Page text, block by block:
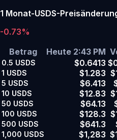
1 Monat-USDS-
-0.73%
Betrag
Heute 2:43 PM
0.5 USDS $0.6413
1 USDS $1.283
5 USDS $6.413
10 USDS $12.83
50 USDS $64.13
100 USDS $128.3
500 USDS $641.3
1,000 USDS $1,283